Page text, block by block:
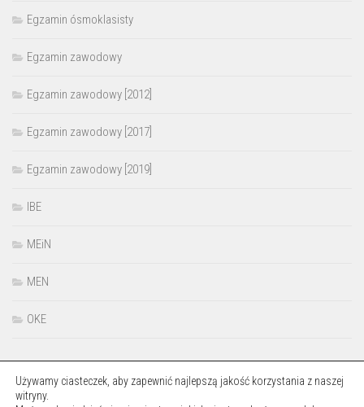
Egzamin ósmoklasisty
Egzamin zawodowy
Egzamin zawodowy [2012]
Egzamin zawodowy [2017]
Egzamin zawodowy [2019]
IBE
MEiN
MEN
OKE
Używamy ciasteczek, aby zapewnić najlepszą jakość korzystania z naszej
witryny.